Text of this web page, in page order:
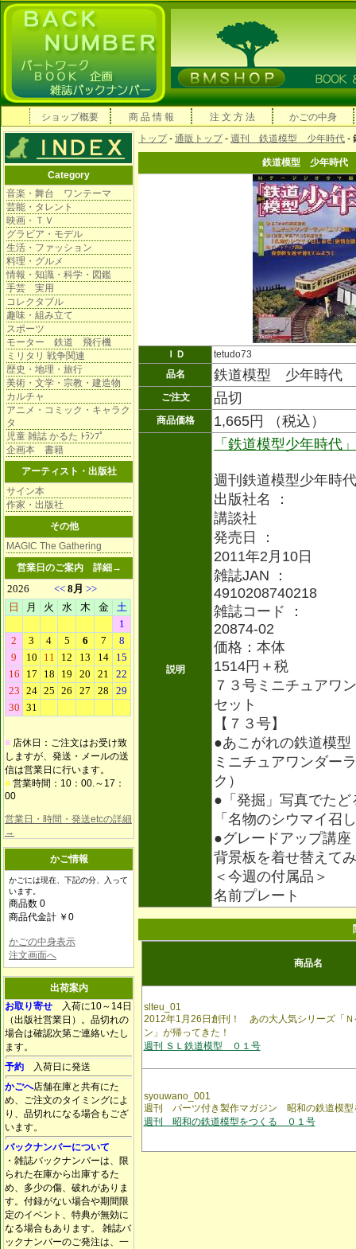
ショップ概要 商 品 情 報 注 文 方 法 かごの中身
Category
音楽・舞台 ワンテーマ
芸能・タレント
映画・ＴＶ
グラビア・モデル
生活・ファッション
料理・グルメ
情報・知識・科学・図鑑
手芸 実用
コレクタブル
趣味・組み立て
スポーツ
モーター 鉄道 飛行機
ミリタリ 戦争関連
歴史・地理・旅行
美術・文学・宗教・建造物
カルチャ
アニメ・コミック・キャラク
タ
児童 雑誌 かるた ﾄﾗﾝﾌﾟ
企画本 書籍
アーティスト・出版社
サイン本
作家・出版社
その他
MAGIC The Gathering
営業日のご案内 詳細→
■ 店休日：ご注文はお受け致
しますが、発送・メールの送
信は営業日に行います。
■ 営業時間：10：00.～17：
00
営業日・時間・発送etcの詳細
→
かご情報
かごには現在、下記の分、入って
います。
商品数 0
商品代金計 ￥0
かごの中身表示
注文画面へ
出荷案内
お取り寄せ 入荷に10～14日
（出版社営業日）。品切れの
場合は確認次第ご連絡いたし
ます。
予約 入荷日に発送
かごへ店舗在庫と共有にた
め、ご注文のタイミングによ
り、品切れになる場合もござ
います。
バックナンバーについて
・雑誌バックナンバーは、限
られた在庫から出庫するた
め、多少の傷、破れがありま
す。付録がない場合や期間限
定のイベント、特典が無効に
なる場合もあります。 雑誌バ
ックナンバーのご発注は、一
トップ- 通販トップ- 週刊 鉄道模型 少年時代 -
鉄道模型 少年時代
ＩＤ
tetudo73
品名
鉄道模型 少年時代
ご注文 品切
商品価格 1,665円 （税込）
説明
「鉄道模型少年時代
週刊鉄道模型少年時
出版社名 ：
講談社
発売日 ：
2011年2月10日
雑誌JAN ：
4910208740218
雑誌コード ：
20874-02
価格：本体
1514円＋税
７３号ミニチュアワ
セット
【７３号】
●あこがれの鉄道模型
ミニチュアワンダー
ク）
●「発掘」写真でたど
「名物のシウマイ召
●グレードアップ講座
背景板を着せ替えて
＜今週の付属品＞
名前プレート
商品名
slteu_01
2012年1月26日創刊！ あの大人気シリーズ「Ｎ
ン」が帰ってきた！
週刊 ＳＬ鉄道模型 ０１号
syouwano_001
週刊 パーツ付き製作マガジン 昭和の鉄道模型
週刊 昭和の鉄道模型をつくる ０１号